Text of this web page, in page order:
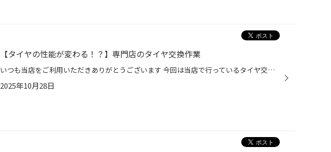
【タイヤの性能が変わる！？】専門店のタイヤ交換作業
いつも当店をご利用いただきありがとうございます 今回は当店で行っているタイヤ交換作業【センターフィットサービス】をご紹介いたします タイヤの性能が変わる！？取付サービスあります 皆さんはタイヤの取り付け方で乗り心地やタイヤの性能が変わる事をご存じですか？ 正確にはタイヤの性能をよ...
2025年10月28日